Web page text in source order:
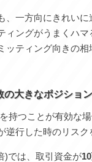
、一方向にきれい
ィングがうまくハ
ッティング向きの相
大きなポジショ
持つことが有効な
逆行した時のリスク
)では、取引資金が